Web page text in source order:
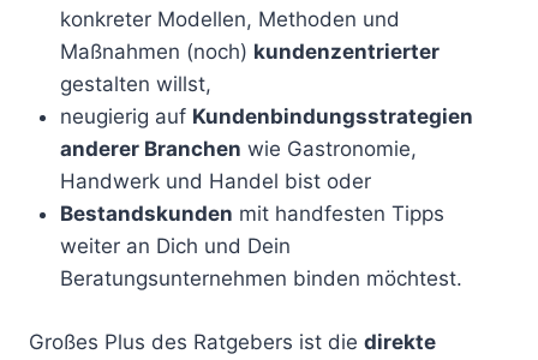
konkreter Modellen, Methoden und
Maßnahmen (noch) kundenzentrierter
gestalten willst,
neugierig auf Kundenbindungsstrategien
anderer Branchen wie Gastronomie,
Handwerk und Handel bist oder
Bestandskunden mit handfesten Tipps
weiter an Dich und Dein
Beratungsunternehmen binden möchtest.
Großes Plus des Ratgebers ist die direkte